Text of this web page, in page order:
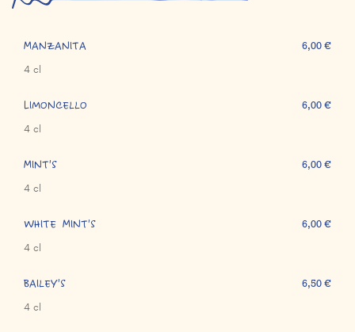
Manzanita
4 cl
6,00 €
Limoncello
4 cl
6,00 €
Mint's
4 cl
6,00 €
White Mint's
4 cl
6,00 €
Bailey's
4 cl
6,50 €